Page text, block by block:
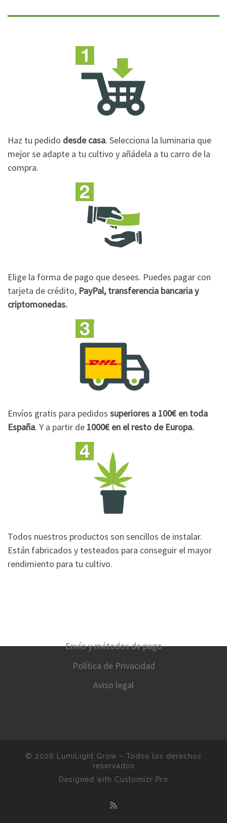
Haz tu pedido desde casa. Selecciona la luminaria que
mejor se adapte a tu cultivo y añádela a tu carro de la
compra.
Elige la forma de pago que desees. Puedes pagar con
tarjeta de crédito, PayPal, transferencia bancaria y
criptomonedas.
Envíos gratis para pedidos superiores a 100€ en toda
España. Y a partir de 1000€ en el resto de Europa.
Todos nuestros productos son sencillos de instalar.
Están fabricados y testeados para conseguir el mayor
rendimiento para tu cultivo.
Envío y métodos de pago
Política de Privacidad
Aviso legal
© 2026 LumiLight Grow – Todos los derechos
reservados
Designed with Customizr Pro